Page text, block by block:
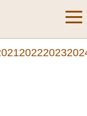
20222023